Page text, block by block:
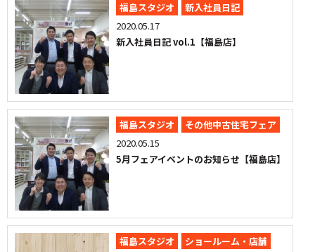
福島スタジオ
新入社員日記
2020.05.17
新入社員日記 vol.1【福島店】
福島スタジオ
その他中古住宅フェア
2020.05.15
5月フェアイベントのお知らせ【福島店】
福島スタジオ
ショールーム・店舗